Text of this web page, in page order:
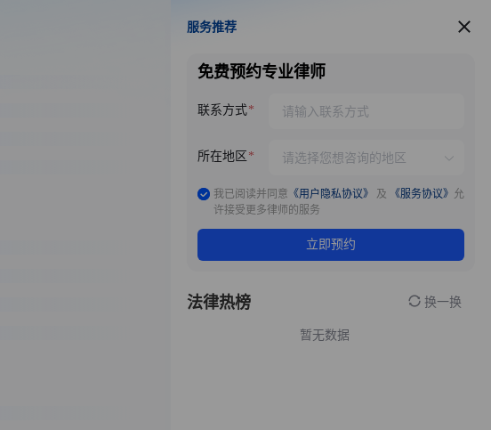
服务推荐
服务推荐
免费预约专业律师
联系方式
所在地区
我已阅读并同意 《用户隐私协议》 及 《服务协议》 允
许接受更多律师的服务
立即预约
法律热榜 换一换
暂无数据